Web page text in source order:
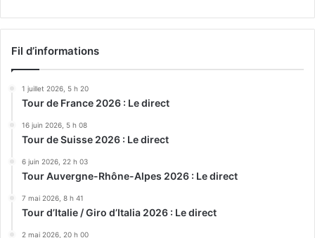
Fil d’informations
1 juillet 2026, 5 h 20
Tour de France 2026 : Le direct
16 juin 2026, 5 h 08
Tour de Suisse 2026 : Le direct
6 juin 2026, 22 h 03
Tour Auvergne-Rhône-Alpes 2026 : Le direct
7 mai 2026, 8 h 41
Tour d’Italie / Giro d’Italia 2026 : Le direct
2 mai 2026, 20 h 00